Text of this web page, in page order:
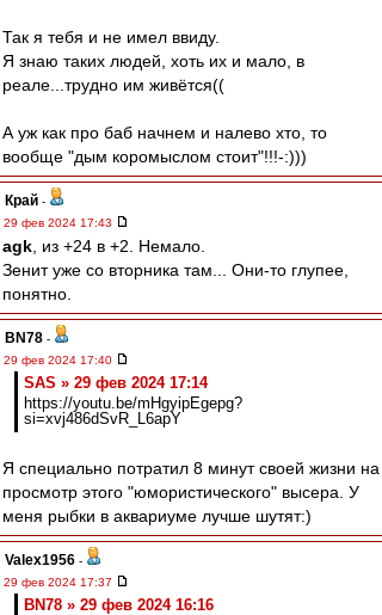
Так я тебя и не имел ввиду.
Я знаю таких людей, хоть их и мало, в
реале...трудно им живётся((
А уж как про баб начнем и налево хто, то
вообще "дым коромыслом стоит"!!!-:)))
Край -
29 фев 2024 17:43
agk , из +24 в +2. Немало.
Зенит уже со вторника там... Они-то глупее,
понятно.
BN78 -
29 фев 2024 17:40
SAS » 29 фев 2024 17:14
https://youtu.be/mHgyipEgepg?
si=xvj486dSvR_L6apY
Я специально потратил 8 минут своей жизни на
просмотр этого "юмористического" высера. У
меня рыбки в аквариуме лучше шутят:)
Valex1956 -
29 фев 2024 17:37
BN78 » 29 фев 2024 16:16